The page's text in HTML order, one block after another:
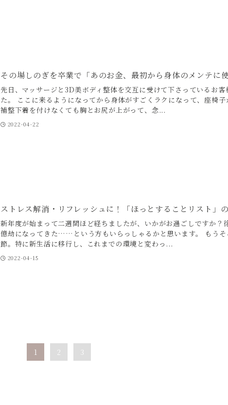
その場しのぎを卒業で「あのお金、最初から身体のメンテに
先日、マッサージと3D美ボディ整体を交互に受けて下さっているお
た。 ここに来るようになってから身体がすごくラクになって、座椅
補整下着を付けなくても胸とお尻が上がって、念...
2022-04-22
ストレス解消・リフレッシュに！「ほっとすることリスト」
新年度が始まって二週間ほど経ちましたが、いかがお過ごしですか？
億劫になってきた……という方もいらっしゃるかと思います。 もうそ
節。特に新生活に移行し、これまでの環境と変わっ...
2022-04-15
1 2 3